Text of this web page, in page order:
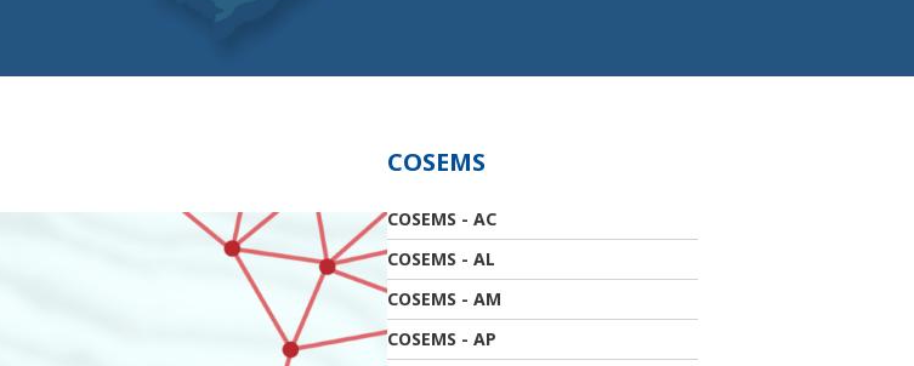
COSEMS
COSEMS - AC
COSEMS - AL
COSEMS - AM
COSEMS - AP